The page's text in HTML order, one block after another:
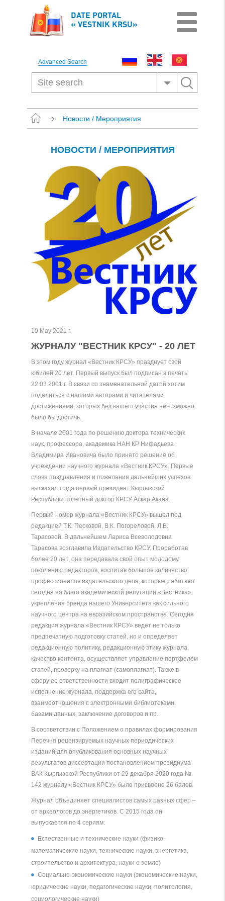
DATE PORTAL
« VESTNIK KRSU»
Advanced Search
Новости / Мероприятия
НОВОСТИ / МЕРОПРИЯТИЯ
19 May 2021 г.
ЖУРНАЛУ "ВЕСТНИК КРСУ" - 20 ЛЕТ
В этом году журнал «Вестник КРСУ» празднует свой
юбилей 20 лет. Первый выпуск был подписан в печать
22.03.2001 г. В связи со знаменательной датой хотим
поделиться с нашими авторами и читателями
достижениями, которых без вашего участия невозможно
было бы достичь.
В начале 2001 года по решению доктора технических
наук, профессора, академика НАН КР Нифадьева
Владимира Ивановича было принято решение об
учреждении научного журнала «Вестник КРСУ». Первые
слова поздравления и пожелания дальнейших успехов
высказал тогда первый президент Кыргызской
Республики почетный доктор КРСУ Аскар Акаев.
Первый номер журнала «Вестник КРСУ» вышел под
редакцией Т.К. Песковой, В.К. Погореловой, Л.В.
Тарасовой. В дальнейшем Лариса Всеволодовна
Тарасова возглавила Издательство КРСУ. Проработав
более 20 лет, она передавала свой опыт молодому
поколению редакторов, воспитав большое количество
профессионалов издательского дела, которые работают
сегодня на благо академической репутации «Вестника»,
укрепления бренда нашего Университета как сильного
научного центра на евразийском пространстве. Сегодня
редакция журнала «Вестник КРСУ» ведет не только
предпечатную подготовку статей, но и определяет
редакционную политику, редакционную этику журнала,
качество контента, осуществляет управление портфелем
статей, проверку на плагиат (самоплагиат). Также в
сферу ее ответственности входит полиграфическое
исполнение журнала, поддержка его сайта,
взаимоотношения с электронными библиотеками,
базами данных, заключение договоров и пр.
В соответствии с Положением о правилах формирования
Перечня рецензируемых научных периодических
изданий для опубликования основных научных
результатов диссертации постановлением президиума
ВАК Кыргызской Республики от 29 декабря 2020 года №
142 журналу «Вестник КРСУ» было присвоено 26 балов.
Журнал объединяет специалистов самых разных сфер –
от археологов до энергетиков. С 2015 года он
выпускается по 4 сериям:
Естественные и технические науки (физико-
математические науки, технические науки, энергетика,
строительство и архитектура, науки о земле)
Социально-экономические науки (экономические науки,
юридические науки, педагогические науки, политология,
социологические науки)